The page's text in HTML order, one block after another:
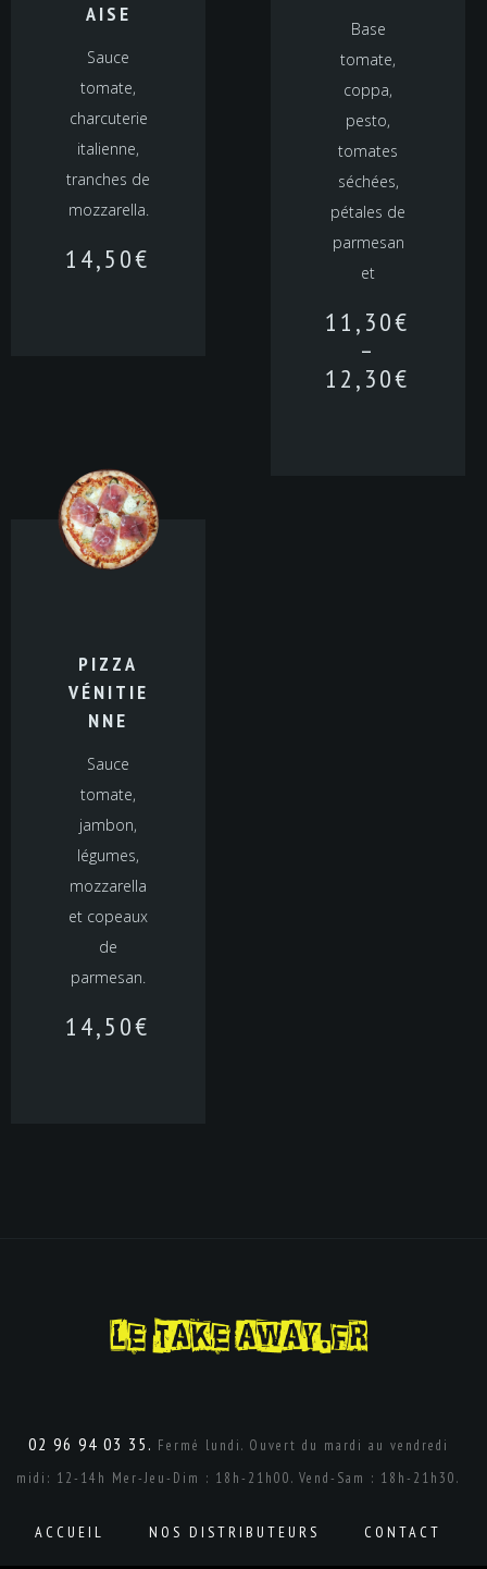
AISE
Sauce
tomate,
charcuterie
italienne,
tranches de
mozzarella.
14,50€
Base
tomate,
coppa,
pesto,
tomates
séchées,
pétales de
parmesan
et
11,30€
–
12,30€
PIZZA
VÉNITIE
NNE
Sauce
tomate,
jambon,
légumes,
mozzarella
et copeaux
de
parmesan.
14,50€
02 96 94 03 35. Fermé lundi. Ouvert du mardi au vendredi
midi: 12-14h Mer-Jeu-Dim : 18h-21h00. Vend-Sam : 18h-21h30.
ACCUEIL NOS DISTRIBUTEURS CONTACT